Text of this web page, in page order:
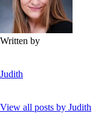
Written by
Judith
View all posts by Judith